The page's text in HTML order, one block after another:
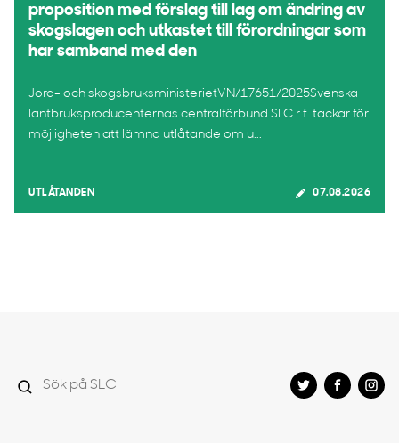
proposition med förslag till lag om ändring av
skogslagen och utkastet till förordningar som
har samband med den
Jord- och skogsbruksministerietVN/17651/2025Svenska
lantbruksproducenternas centralförbund SLC r.f. tackar för
möjligheten att lämna utlåtande om u...
UTLÅTANDEN 07.08.2026